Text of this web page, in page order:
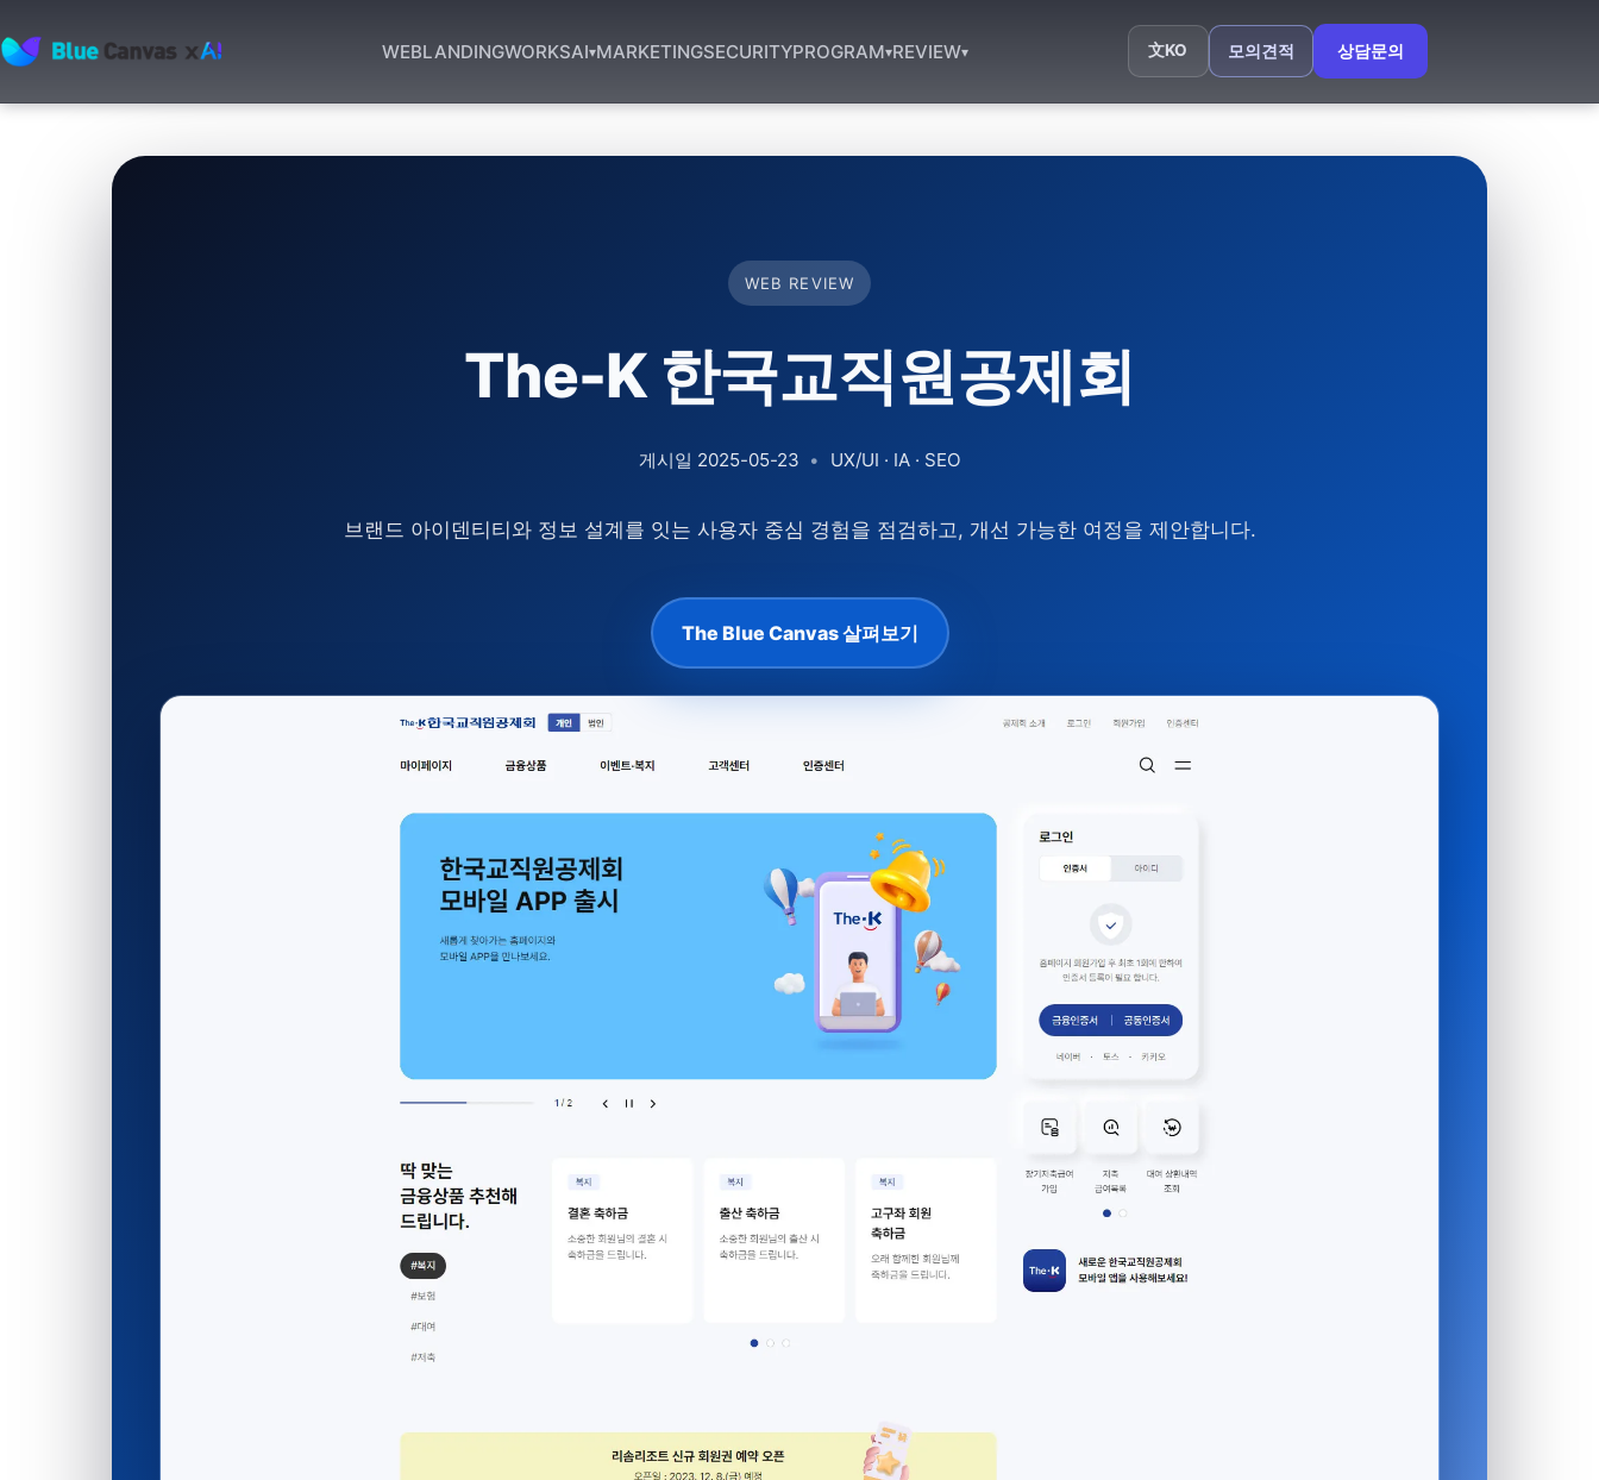
BLUECANVAS
WEBLANDINGWORKSAI▾MARKETINGSECURITYPROGRAM▾REVIEW▾ 文KO 모의견적 상담문의
WEB REVIEW
The-K 한국교직원공제회
게시일 2025-05-23 • UX/UI · IA · SEO
브랜드 아이덴티티와 정보 설계를 잇는 사용자 중심 경험을 점검하고, 개선 가능한 여정을 제안합니다.
The Blue Canvas 살펴보기